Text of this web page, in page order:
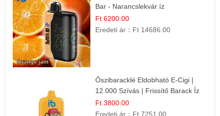
Bar - Narancslekvár íz
Ft 6200.00
Eredeti ár： Ft 14686.00
Őszibaracklé Eldobható E-Cigi |
12.000 Szívás | Frissítő Barack Íz
Ft 3800.00
Eredeti ár： Ft 7251.00